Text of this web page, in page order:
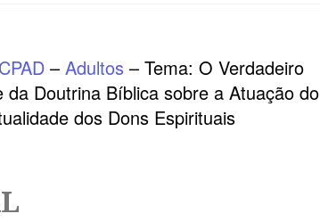
CPAD–Adultos– Tema: O Verdadeiro
da Doutrina Bíblica sobre a Atuação do
dos Dons Espirituais